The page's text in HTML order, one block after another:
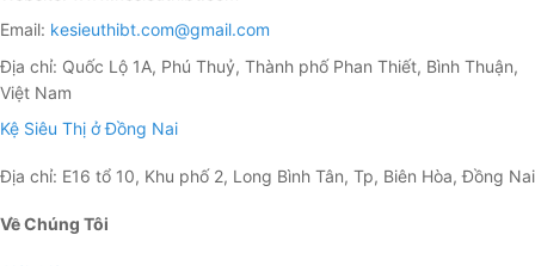
Email: kesieuthibt.com@gmail.com
Địa chỉ: Quốc Lộ 1A, Phú Thuỷ, Thành phố Phan Thiết, Bình Thuận,
Việt Nam
Kệ Siêu Thị ở Đồng Nai
Địa chỉ: E16 tổ 10, Khu phố 2, Long Bình Tân, Tp, Biên Hòa, Đồng Nai
Về Chúng Tôi